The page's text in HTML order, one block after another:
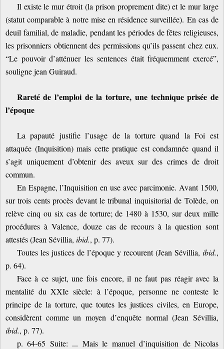
Il existe le mur étroit (la prison proprement dite) et le mur large
(statut comparable à notre mise en résidence surveillée). En cas de
deuil familial, de maladie, pendant les périodes de fêtes religieuses,
les prisonniers obtiennent des permissions qu’ils passent chez eux.
“Le pouvoir d’atténuer les sentences était fréquemment exercé”,
souligne jean Guiraud.
Rareté de l’emploi de la torture, une technique prisée de
l’époque
La papauté justifie l’usage de la torture quand la Foi est
attaquée (Inquisition) mais cette pratique est condamnée quand il
s’agit uniquement d’obtenir des aveux sur des crimes de droit
commun.
En Espagne, l’Inquisition en use avec parcimonie. Avant 1500,
sur trois cents procès devant le tribunal inquisitorial de Tolède, on
relève cinq ou six cas de torture; de 1480 à 1530, sur deux mille
procédures à Valence, douze cas de recours à la question sont
attestés (Jean Sévillia, ibid., p. 77).
Toutes les justices de l’époque y recourent (Jean Sévillia, ibid.,
p. 64).
Face à ce sujet, une fois encore, il ne faut pas réagir avec la
mentalité du XXIe siècle: à l’époque, personne ne conteste le
principe de la torture, que toutes les justices civiles, en Europe,
considèrent comme un moyen d’enquête normal (Jean Sévillia,
ibid., p. 77).
p. 64-65 Suite: ... Mais le manuel d’inquisition de Nicolas